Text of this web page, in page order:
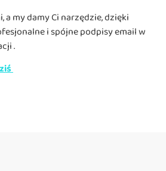
a my damy Ci narzędzie, dzięki
i spójne podpisy email w
.